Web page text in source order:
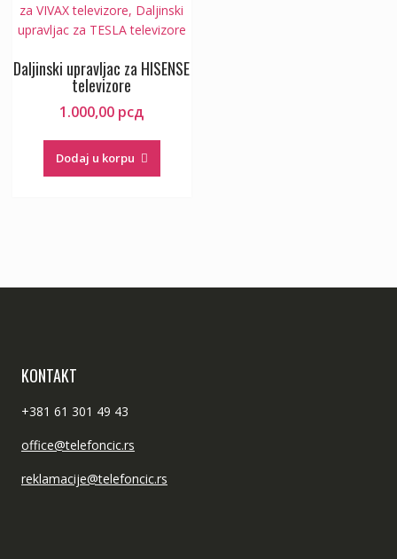
Daljinski upravljac za HISENSE
televizore
1.000,00 рсд
Dodaj u korpu
KONTAKT
+381 61 301 49 43
office@telefoncic.rs
reklamacije@telefoncic.rs